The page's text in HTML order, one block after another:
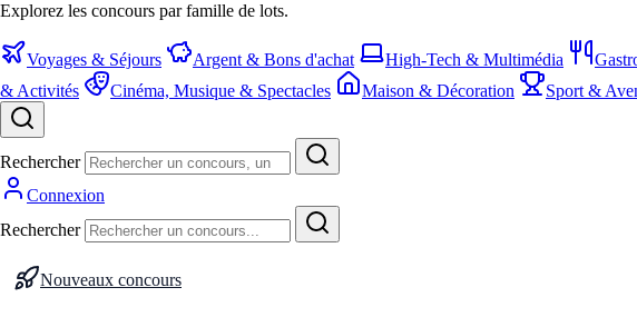
Explorez les concours par famille de lots.
Voyages & Séjours Argent & Bons d'achat High-Tech & Multimédia
& Activités
Cinéma, Musique & Spectacles Maison & Décoration Sport &
Rechercher
Connexion
Rechercher
Nouveaux concours